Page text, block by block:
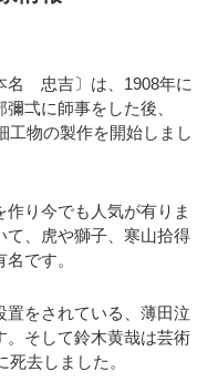
名 忠吉〕は、1908年に
弌に師事をした後、
工物の製作を開始しまし
り今でも人気が有りま
て、虎や獅子、寒山拾得
です。
置をされている、薄田泣
。そして鈴木黄哉は芸術
去しました。